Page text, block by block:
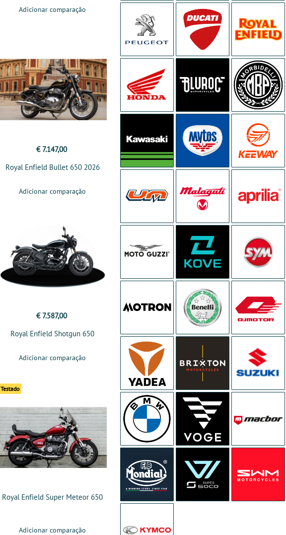
Adicionar comparação
€ 7.147,00
Royal Enfield Bullet 650 2026
Adicionar comparação
€ 7.587,00
Royal Enfield Shotgun 650
Adicionar comparação
Testado
Royal Enfield Super Meteor 650
Adicionar comparação